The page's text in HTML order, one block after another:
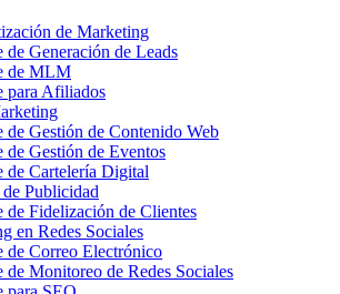
de Marketing
de Generación de Leads
de MLM
para Afiliados
de Gestión de Contenido Web
de Gestión de Eventos
de Cartelería Digital
Publicidad
de Fidelización de Clientes
en Redes Sociales
de Correo Electrónico
de Monitoreo de Redes Sociales